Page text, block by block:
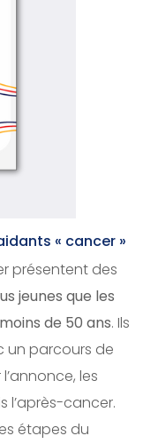
« cancer »
présentent des
jeunes que les
moins de 50 ans. Ils
un parcours de
les
l’après-cancer.
étapes du